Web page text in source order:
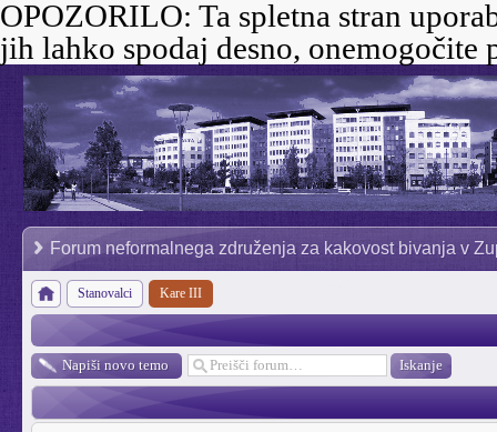
OPOZORILO: Ta spletna stran
jih lahko spodaj desno, onemogočite
Forum neformalnega združenja za kakovost bivanja v
Stanovalci Kare III
Napiši novo temo